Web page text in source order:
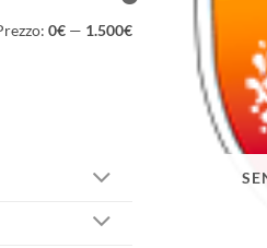
0€— 1.500€